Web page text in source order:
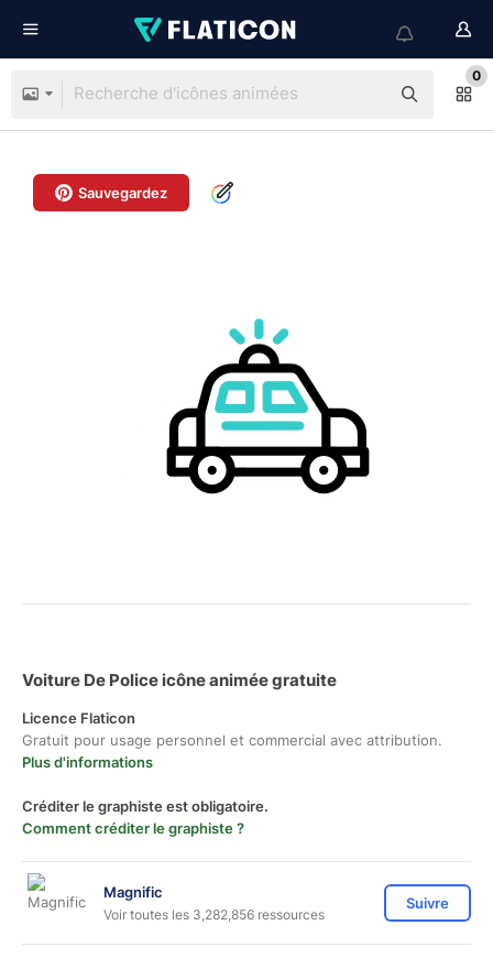
0
Sauvegardez
Voiture De Police icône animée gratuite
Licence Flaticon
Gratuit pour usage personnel et commercial avec attribution.
Plus d'informations
Créditer le graphiste est obligatoire.
Comment créditer le graphiste ?
Magnific
Voir toutes les 3,282,856 ressources
Suivre